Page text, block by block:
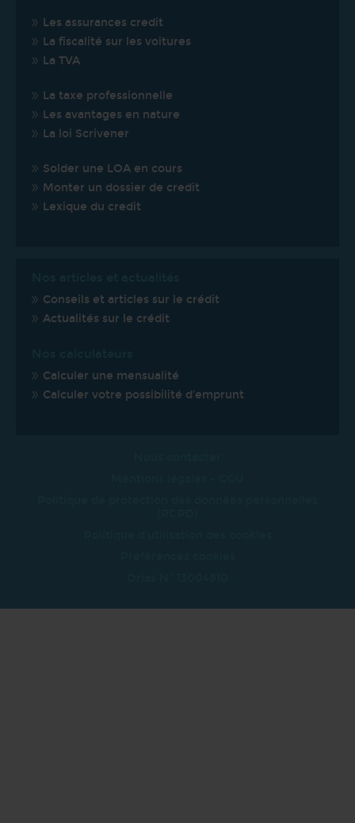
Les assurances credit
La fiscalité sur les voitures
La TVA
La taxe professionnelle
Les avantages en nature
La loi Scrivener
Solder une LOA en cours
Monter un dossier de credit
Lexique du credit
Conseils et articles sur le crédit
Actualités sur le crédit
Calculer une mensualité
Calculer votre possibilité d'emprunt